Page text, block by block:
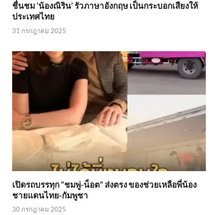
ชื่นชม ‘น้องณิริน’ รัวภาษาอังกฤษ เป็นกระบอกเสียงให้
ประเทศไทย
31 กรกฎาคม 2025
เปิดรถบรรทุก “ชมพู่-น็อต” ส่งตรง ของช่วยเหลือพี่น้อง
ชายแดนไทย-กัมพูชา
30 กรกฎาคม 2025